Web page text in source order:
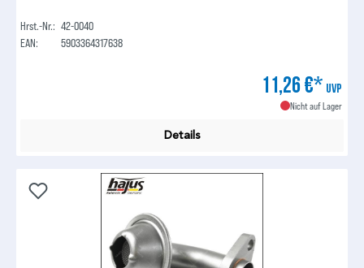
Hrst.-Nr.: 42-0040
EAN:
5903364317638
11,26 €* UVP
Nicht auf Lager
Details